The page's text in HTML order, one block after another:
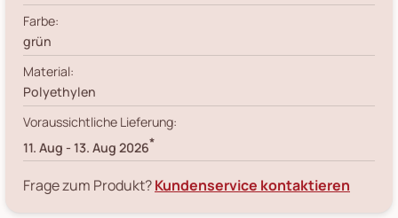
Farbe:
grün
Material:
Polyethylen
Voraussichtliche Lieferung:
11. Aug - 13. Aug 2026*
Frage zum Produkt?Kundenservice kontaktieren